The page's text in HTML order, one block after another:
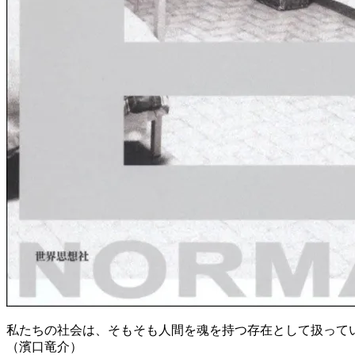
私たちの社会は、そもそも人間を魂を持つ存在として扱って
（濱口竜介）